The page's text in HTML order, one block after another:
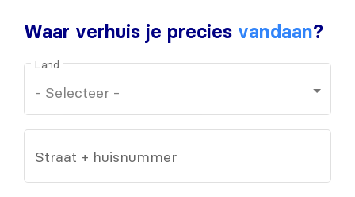
Waar verhuis je precies vandaan?
Land
Straat + huisnummer